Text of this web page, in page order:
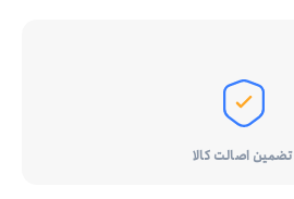
تضمین اصالت کالا